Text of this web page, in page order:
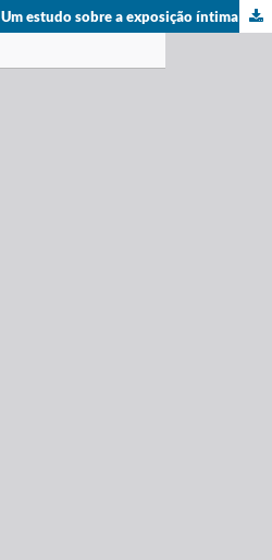
Um estudo sobre a exposição íntima não consentida e os impactos da lei 13.718/18.